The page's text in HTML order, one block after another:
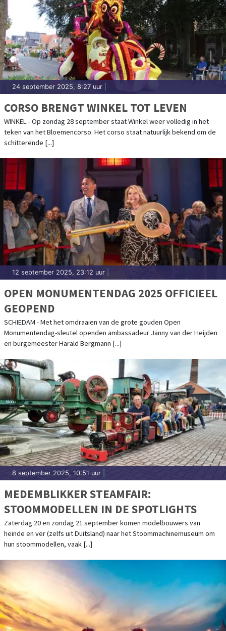
24 september 2025, 8:27 uur
CORSO BRENGT WINKEL TOT LEVEN
WINKEL - Op zondag 28 september staat Winkel weer volledig in het
teken van het Bloemencorso. Het corso staat natuurlijk bekend om de
schitterende [...]
12 september 2025, 23:12 uur
OPEN MONUMENTENDAG 2025 OFFICIEEL
GEOPEND
SCHIEDAM - Met het omdraaien van de grote gouden Open
Monumentendag-sleutel openden ambassadeur Janny van der Heijden
en burgemeester Harald Bergmann [...]
8 september 2025, 10:51 uur
MEDEMBLIKKER STEAMFAIR:
STOOMMODELLEN IN DE SPOTLIGHTS
Zaterdag 20 en zondag 21 september komen modelbouwers van
heinde en ver (zelfs uit Duitsland) naar het Stoommachinemuseum om
hun stoommodellen, vaak [...]